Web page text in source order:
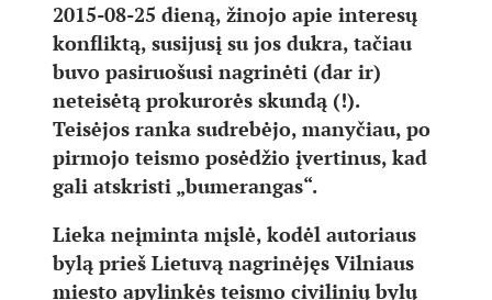
2015-08-25 dieną, žinojo apie interesų
konfliktą, susijusį su jos dukra, tačiau
buvo pasiruošusi nagrinėti (dar ir)
neteisėtą prokurorės skundą (!).
Teisėjos ranka sudrebėjo, manyčiau, po
pirmojo teismo posėdžio įvertinus, kad
gali atskristi „bumerangas“.
Lieka neįminta mįslė, kodėl autoriaus
bylą prieš Lietuvą nagrinėjęs Vilniaus
miesto apylinkės teismo civilinių bylų